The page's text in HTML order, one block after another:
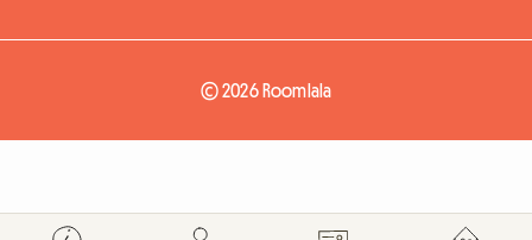
© 2026 Roomlala